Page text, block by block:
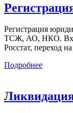
Регистрация
ТСЖ, АО, НКО.
Росстат, переход
Подробнее